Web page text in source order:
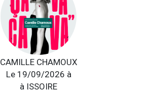
CAMILLE CHAMOUX
Le 19/09/2026 à
à ISSOIRE